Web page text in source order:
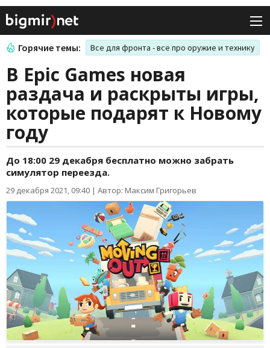
Горячие темы: Все для фронта - все про оружие и технику
В Epic Games новая
раздача и раскрыты игры,
которые подарят к Новому
году
До 18:00 29 декабря бесплатно можно забрать
симулятор переезда.
29 декабря 2021, 09:40 | Автор: Максим Григорьев